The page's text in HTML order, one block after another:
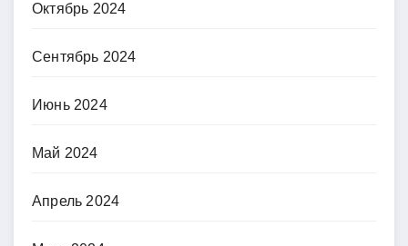
Октябрь 2024
Сентябрь 2024
Июнь 2024
Май 2024
Апрель 2024